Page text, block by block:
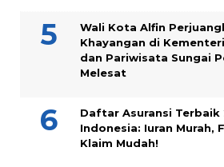
Wali Kota Alfin
Khayangan di
dan Pariwisata Sungai
Melesat
Daftar Asuransi Terbaik
Indonesia: Iuran Murah,
Klaim Mudah!